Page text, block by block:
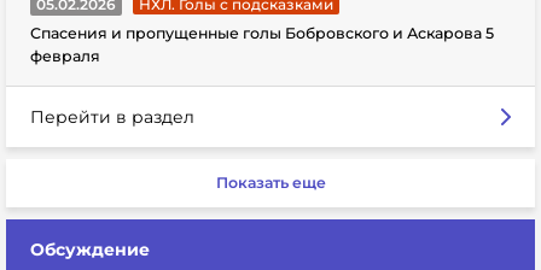
05.02.2026
НХЛ. Голы с подсказками
Спасения и пропущенные голы Бобровского и Аскарова 5
февраля
Перейти в раздел
Показать еще
Обсуждение